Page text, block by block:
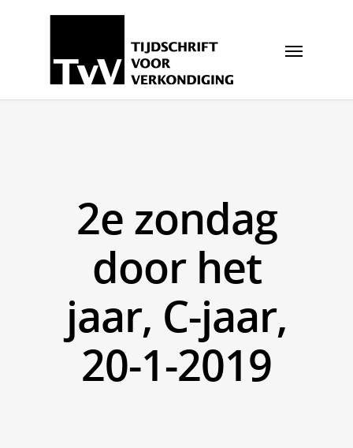
2e zondag
door het
jaar, C-jaar,
20-1-2019